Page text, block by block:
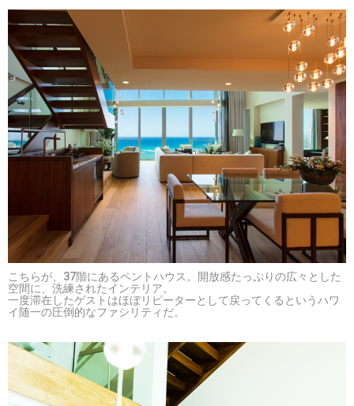
こちらが、37階にあるペントハウス。開放感たっぷりの広々とした
空間に、洗練されたインテリア。
一度滞在したゲストはほぼリピーターとして戻ってくるというハワ
イ随一の圧倒的なファシリティだ。